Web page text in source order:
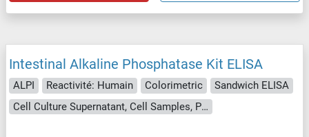
Intestinal Alkaline Phosphatase Kit ELISA
ALPI Reactivité: Humain Colorimetric
Sandwich ELISA
Cell Culture Supernatant, Cell Samples, Plasma, Serum, Tissue Lysate